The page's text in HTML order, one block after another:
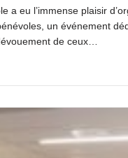
a eu l’immense plaisir
un événement
de ceux…
des Bénévoles : Une